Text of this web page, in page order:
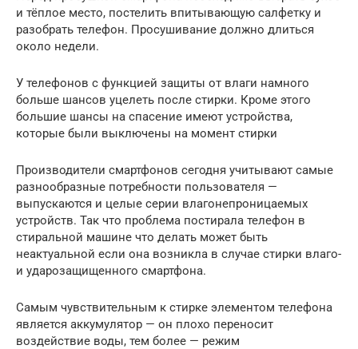
и тёплое место, постелить впитывающую салфетку и
разобрать телефон. Просушивание должно длиться
около недели.
У телефонов с функцией защиты от влаги намного
больше шансов уцелеть после стирки. Кроме этого
большие шансы на спасение имеют устройства,
которые были выключены на момент стирки
Производители смартфонов сегодня учитывают самые
разнообразные потребности пользователя —
выпускаются и целые серии влагонепроницаемых
устройств. Так что проблема постирала телефон в
стиральной машине что делать может быть
неактуальной если она возникла в случае стирки влаго-
и ударозащищенного смартфона.
Самым чувствительным к стирке элементом телефона
является аккумулятор — он плохо переносит
воздействие воды, тем более — режим